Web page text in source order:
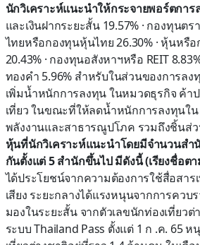
นักวิเคราะห์แนะนำให้กระจายพอร์ตการ
และเงินฝากระยะสั้น 19.57% · กองทุนตร
ไทยหรือกองทุนหุ้นไทย 26.30% · หุ้นหรื
20.43% · กองทุนอสังหาฯหรือ REIT
ทองคำ 5.96% สำหรับในส่วนของการล
เพิ่มน้ำหนักการลงทุน ในหมวดธุรกิจ ค้า
เที่ยว ในขณะที่ให้ลดน้ำหนักการลงทุนใ
พลังงานและสาธารณูปโภค รวมถึงชิ้นส่
หุ้นที่นักวิเคราะห์แนะนำโดยมีจำนวนสำ
กันตั้งแต่ 5 สำนักขึ้นไป มีดังนี้ (เรียงชื่อต
ได้ประโยชน์จากความต้องการใช้สื่อสาร
เสียง ระยะกลางได้แรงหนุนจากการควบร
มองในระยะสั้น จากตัวเลขนักท่องเที่ยวต่
ระบบ Thailand Pass ตั้งแต่ 1 ก .ค. 65